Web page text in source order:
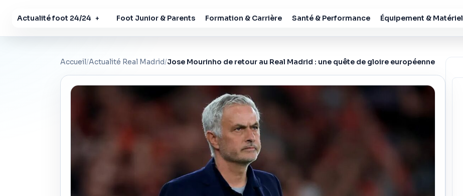
Actualité foot 24/24 + Foot Junior & Parents Formation & Carrière Santé & Performance Équipement & Matériel
Accueil/Actualité Real Madrid/Jose Mourinho de retour au Real Madrid : une quête de gloire européenne